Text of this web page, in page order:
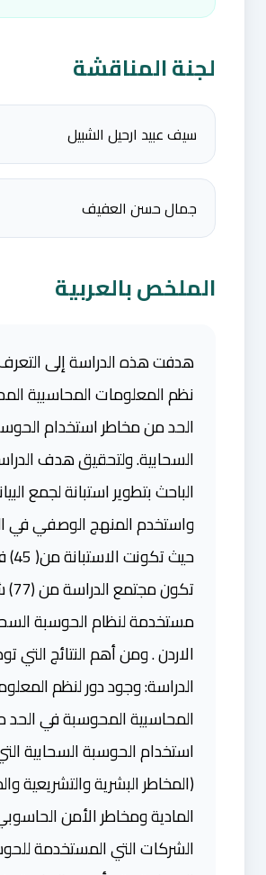
لجنة المناقشة
سيف عبيد ارحيل الشبيل
جمال حسن العفيف
الملخص بالعربية
هدفت هذه الدراسة إلى
نظم المعلومات المحاسبية
الحد من مخاطر استخدام
السحابية. ولتحقيق هدف
الباحث بتطوير استبانة لجمع
واستخدم المنهج الوصفي في
حيث
تكون
مستخدمة لنظام الحوسبة
الاردن . ومن أهم النتائج التي
الدراسة: وجود دور لنظم
المحاسبية المحوسبة في
استخدام الحوسبة السحابية
(المخاطر البشرية والتشريعية
المادية ومخاطر الأمن
الشركات التي المستخدمة